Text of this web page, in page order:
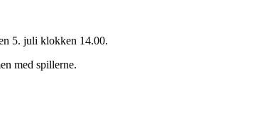
5. juli klokken 14.00.
med spillerne.